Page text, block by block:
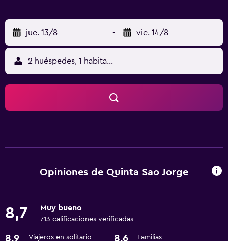
jue. 13/8 - vie. 14/8
2 huéspedes, 1 habitación
Opiniones de Quinta Sao Jorge
8,7 Muy bueno
713 calificaciones verificadas
8,9 Viajeros en solitario 8,6 Familias